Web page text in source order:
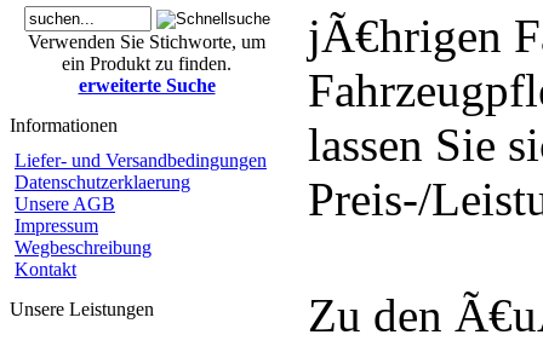
Verwenden Sie Stichworte, um
ein Produkt zu finden.
erweiterte Suche
Informationen
Liefer- und Versandbedingungen
Datenschutzerklaerung
Unsere AGB
Impressum
Wegbeschreibung
Kontakt
Unsere Leistungen
jÃ€hrigen
lassen Sie
Preis-/
Zu den